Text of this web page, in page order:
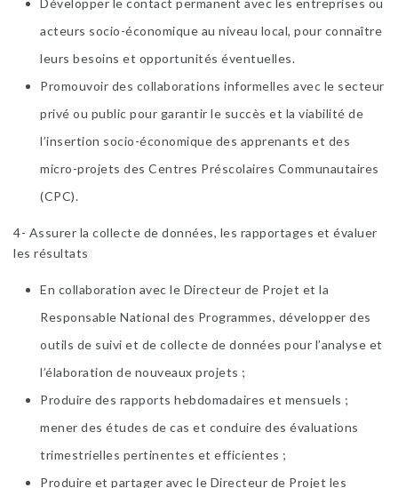
Développer le contact permanent avec les entreprises ou
acteurs socio-économique au niveau local, pour connaître
leurs besoins et opportunités éventuelles.
Promouvoir des collaborations informelles avec le secteur
privé ou public pour garantir le succès et la viabilité de
l’insertion socio-économique des apprenants et des
micro-projets des Centres Préscolaires Communautaires
(CPC).
4- Assurer la collecte de données, les rapportages et évaluer
les résultats
En collaboration avec le Directeur de Projet et la
Responsable National des Programmes, développer des
outils de suivi et de collecte de données pour l’analyse et
l’élaboration de nouveaux projets ;
Produire des rapports hebdomadaires et mensuels ;
mener des études de cas et conduire des évaluations
trimestrielles pertinentes et efficientes ;
Produire et partager avec le Directeur de Projet les